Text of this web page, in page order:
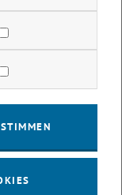
wird von einem
und ist dazu da,
werden. Nutzen
dann, wenn sie
9h45 im Hörsaal
zulassen
zulassen